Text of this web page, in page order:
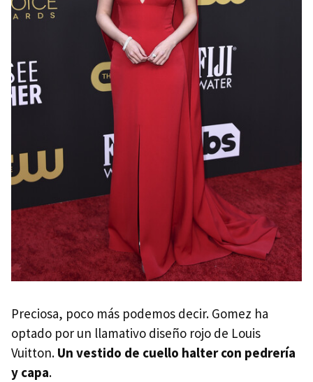
Preciosa, poco más podemos decir. Gomez ha
optado por un llamativo diseño rojo de Louis
Vuitton. Un vestido de cuello halter con pedrería
y capa.